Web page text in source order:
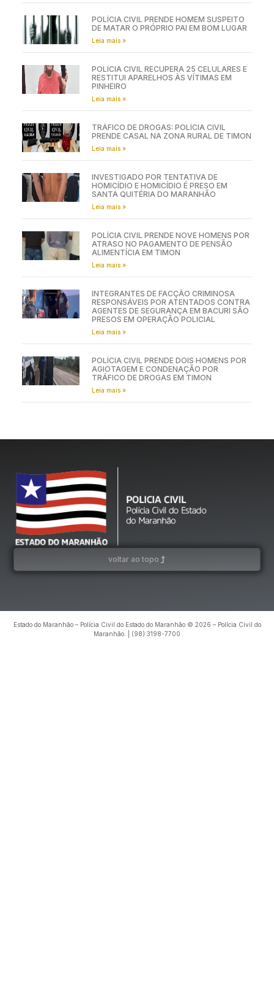
POLÍCIA CIVIL PRENDE HOMEM SUSPEITO
DE MATAR O PRÓPRIO PAI EM BOM LUGAR
Leia mais »
POLÍCIA CIVIL RECUPERA 25 CELULARES E
RESTITUI APARELHOS ÀS VÍTIMAS EM
PINHEIRO
Leia mais »
TRÁFICO DE DROGAS: POLÍCIA CIVIL
PRENDE CASAL NA ZONA RURAL DE TIMON
Leia mais »
INVESTIGADO POR TENTATIVA DE
HOMICÍDIO E HOMICÍDIO É PRESO EM
SANTA QUITÉRIA DO MARANHÃO
Leia mais »
POLÍCIA CIVIL PRENDE NOVE HOMENS POR
ATRASO NO PAGAMENTO DE PENSÃO
ALIMENTÍCIA EM TIMON
Leia mais »
INTEGRANTES DE FACÇÃO CRIMINOSA
RESPONSÁVEIS POR ATENTADOS CONTRA
AGENTES DE SEGURANÇA EM BACURI SÃO
PRESOS EM OPERAÇÃO POLICIAL
Leia mais »
POLÍCIA CIVIL PRENDE DOIS HOMENS POR
AGIOTAGEM E CONDENAÇÃO POR
TRÁFICO DE DROGAS EM TIMON
Leia mais »
voltar ao topo
Estado do Maranhão – Polícia Civil do Estado do Maranhão © 2026 – Polícia Civil do
Maranhão. | (98) 3198-7700